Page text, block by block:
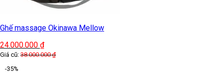
Ghế massage Okinawa Mellow
24.000.000 ₫
Giá cũ: 38.000.000₫
-35%